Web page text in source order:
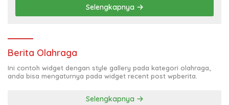
Selengkapnya
Berita Olahraga
Ini contoh widget dengan style gallery pada kategori olahraga,
anda bisa mengaturnya pada widget recent post wpberita.
Selengkapnya